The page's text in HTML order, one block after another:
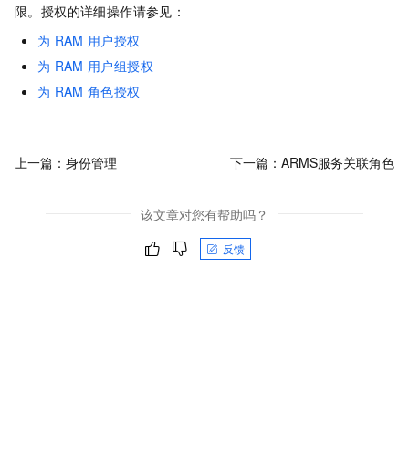
限。授权的详细操作请参见：
为 RAM 用户授权
为 RAM 用户组授权
为 RAM 角色授权
上一篇： 身份管理 下一篇： ARMS服务关联角色
该文章对您有帮助吗？
反馈